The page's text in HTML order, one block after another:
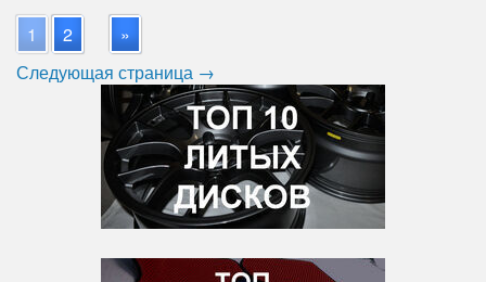
1
2
»
Следующая страница →